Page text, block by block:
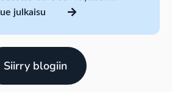
julkaisu
Siirry blogiin